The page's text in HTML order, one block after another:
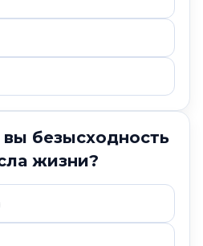
вы безысходность
жизни?